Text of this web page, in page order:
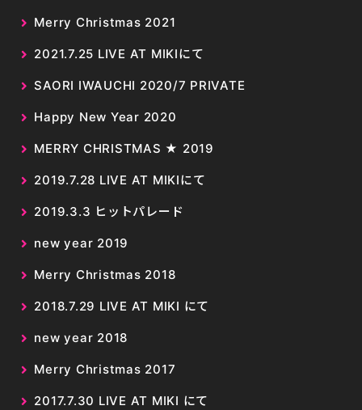
Merry Christmas 2021
2021.7.25 LIVE AT MIKIにて
SAORI IWAUCHI 2020/7 PRIVATE
Happy New Year 2020
MERRY CHRISTMAS ★ 2019
2019.7.28 LIVE AT MIKIにて
2019.3.3 ヒットパレード
new year 2019
Merry Christmas 2018
2018.7.29 LIVE AT MIKI にて
new year 2018
Merry Christmas 2017
2017.7.30 LIVE AT MIKI にて